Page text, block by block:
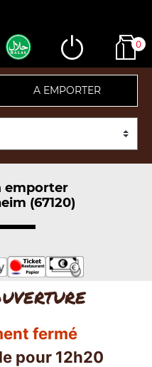
0
A EMPORTER
emporter
(67120)
fermé
pour 12h20